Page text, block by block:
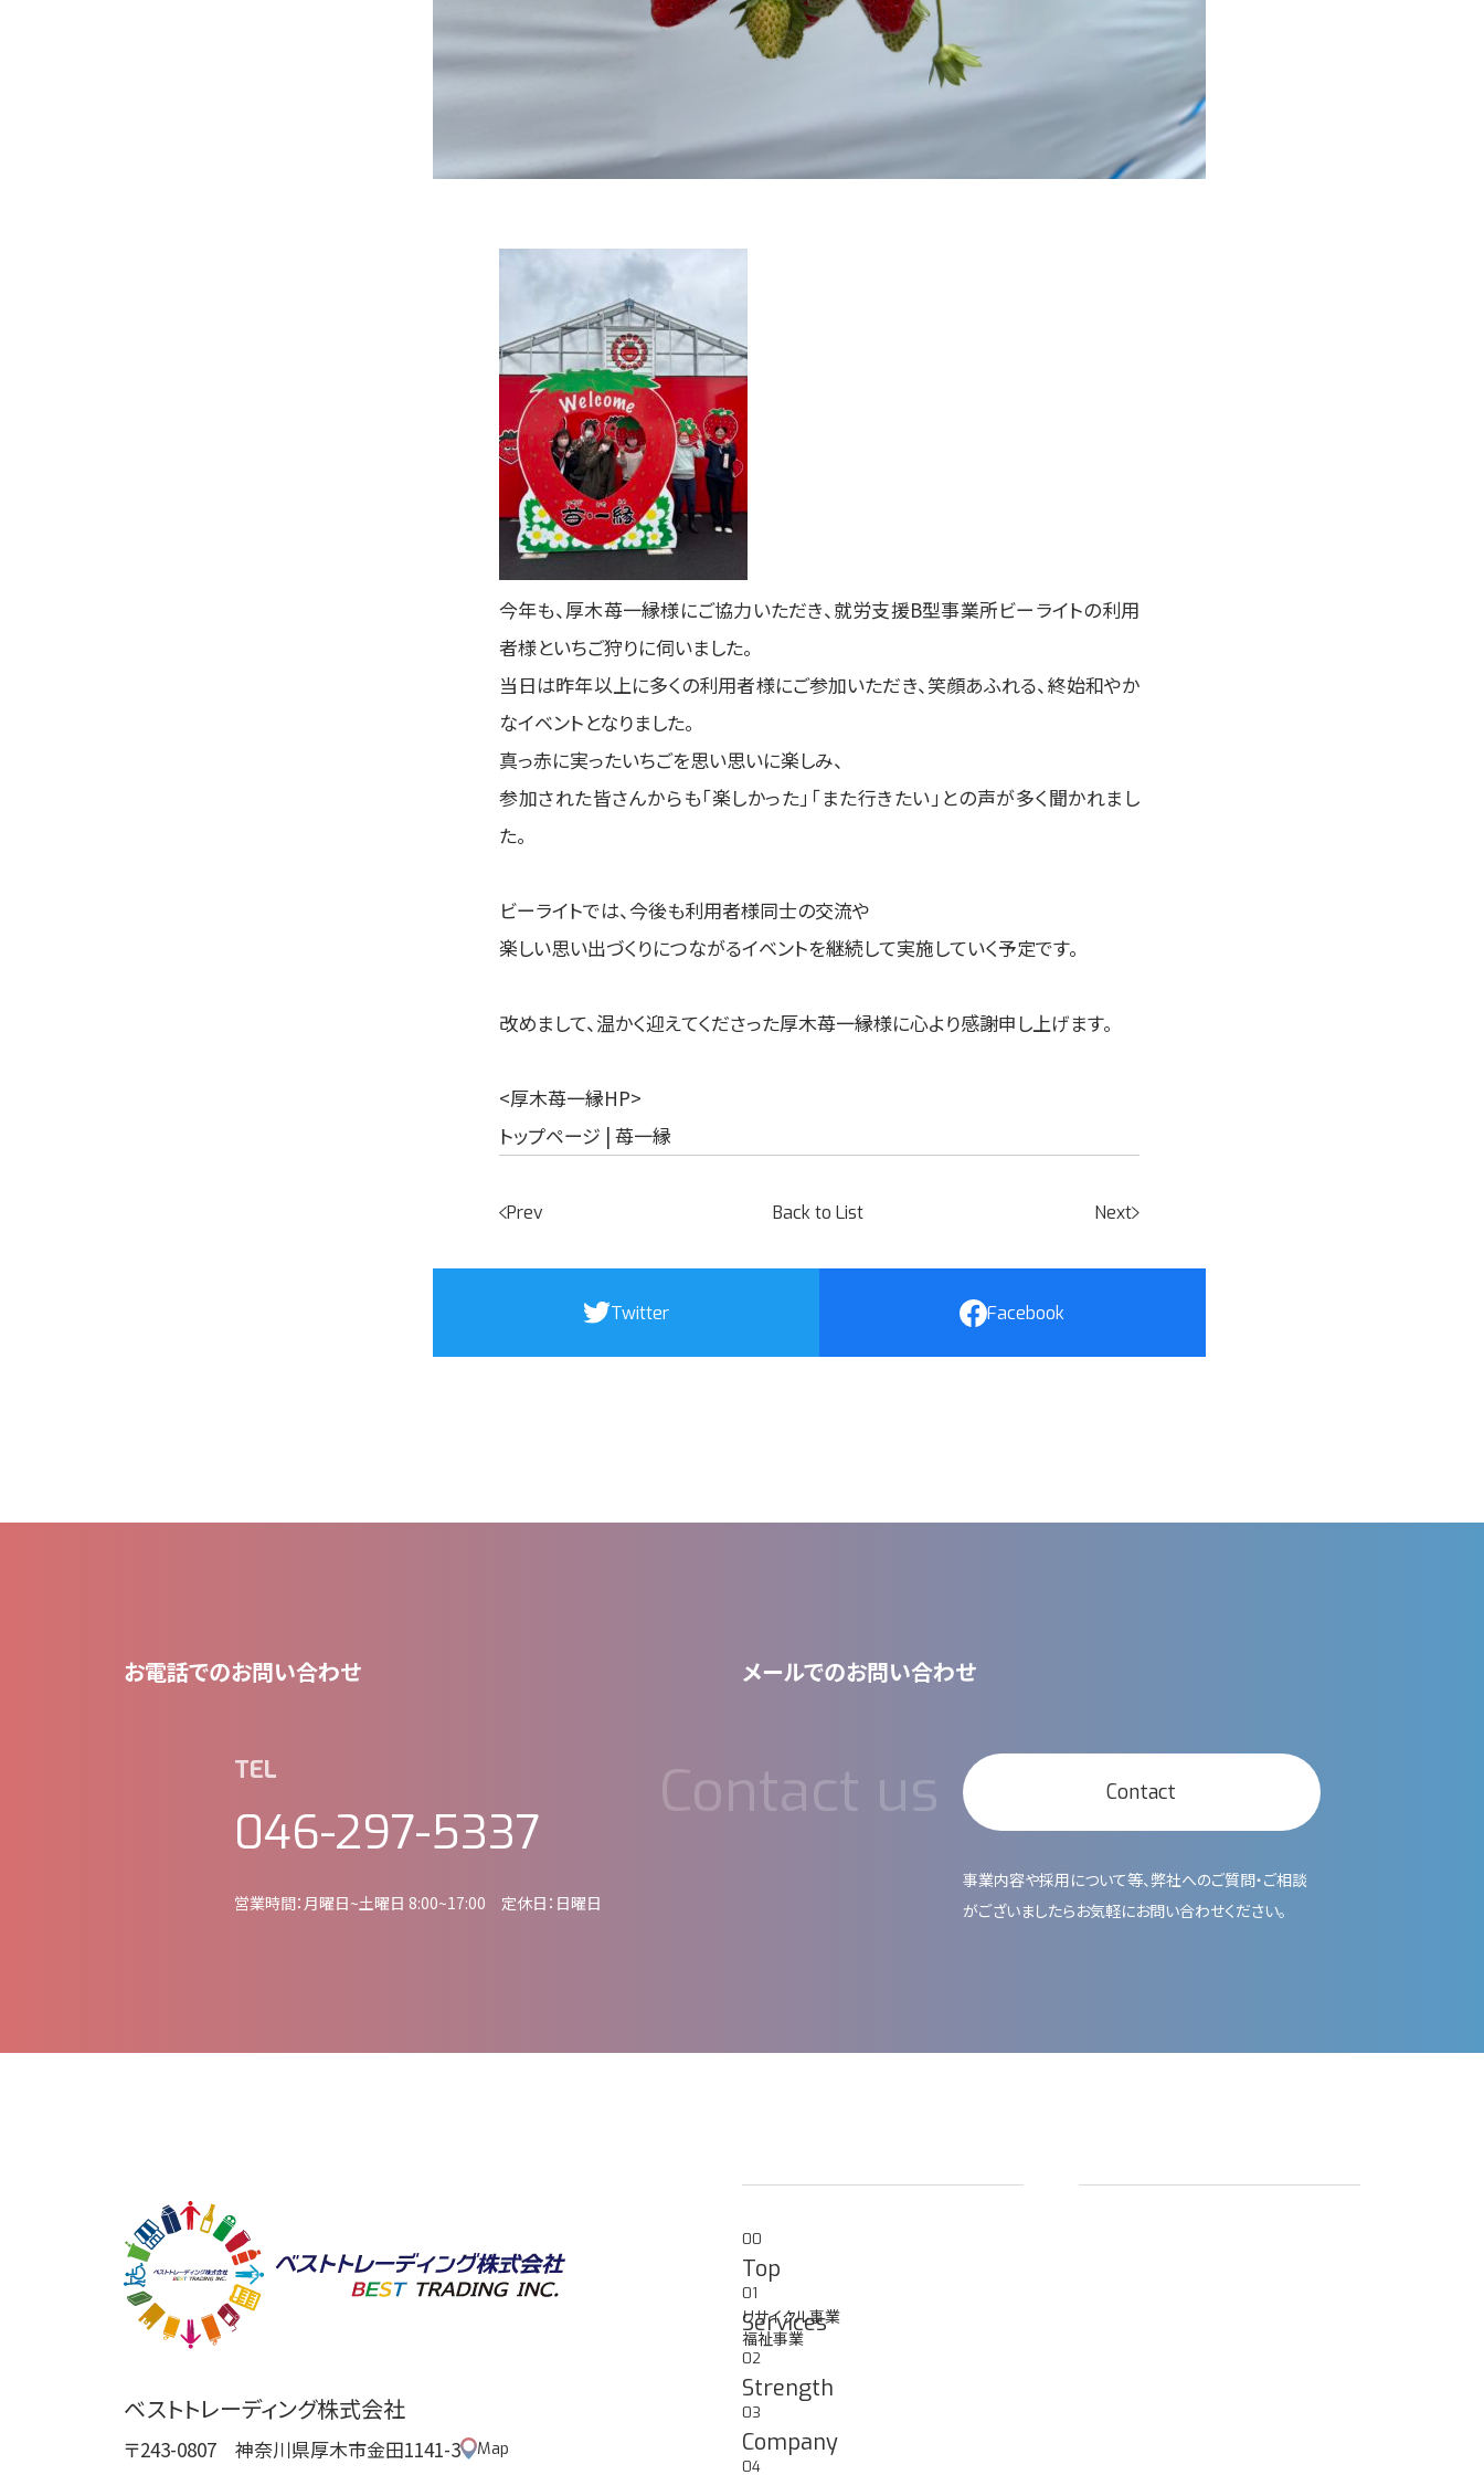
今年も、厚木苺一縁様にご協力いただき、就労支援B型事業所ビーライトの利用
者様といちご狩りに伺いました。
当日は昨年以上に多くの利用者様にご参加いただき、笑顔あふれる、終始和やか
なイベントとなりました。
真っ赤に実ったいちごを思い思いに楽しみ、
参加された皆さんからも「楽しかった」「また行きたい」との声が多く聞かれまし
た。
ビーライトでは、今後も利用者様同士の交流や
楽しい思い出づくりにつながるイベントを継続して実施していく予定です。
改めまして、温かく迎えてくださった厚木苺一縁様に心より感謝申し上げます。
<厚木苺一縁HP>
トップページ | 苺一縁
Prev Back to List Next
Twitter Facebook
お電話でのお問い合わせ
TEL
046-297-5337
営業時間：月曜日~土曜日 8:00~17:00 定休日：日曜日
メールでのお問い合わせ
Contact
事業内容や採用について等、弊社へのご質問・ご相談
がございましたらお気軽にお問い合わせください。
ベストトレーディング株式会社
〒243-0807 神奈川県厚木市金田1141-3 Map
00
Top
01
Services
リサイクル事業
福祉事業
02
Strength
03
Company
04